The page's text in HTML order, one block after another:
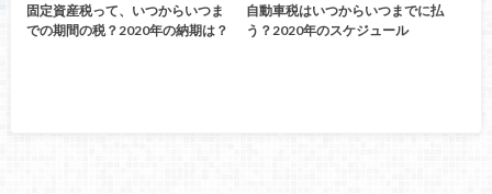
固定資産税って、いつからいつま
での期間の税？2020年の納期は？
自動車税はいつからいつまでに払
う？2020年のスケジュール